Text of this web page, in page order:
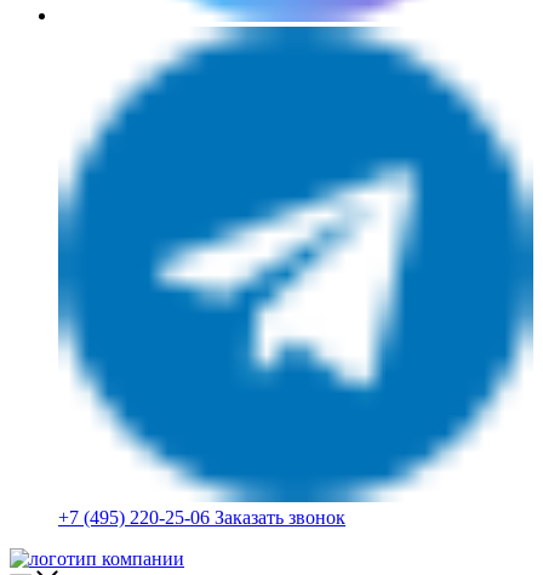
+7 (495) 220-25-06 Заказать звонок